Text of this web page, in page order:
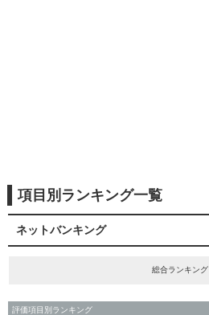
項目別ランキング一覧
ネットバンキング
総合ランキング
評価項目別ランキング